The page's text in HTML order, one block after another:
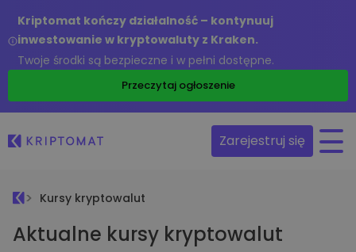
Kriptomat kończy działalność – kontynuuj
inwestowanie w kryptowaluty z Kraken.
Twoje środki są bezpieczne i w pełni dostępne.
Przeczytaj ogłoszenie
Zarejestruj się
Kursy kryptowalut
Aktualne kursy kryptowalut